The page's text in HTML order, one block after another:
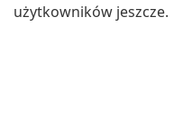
użytkowników jeszcze.